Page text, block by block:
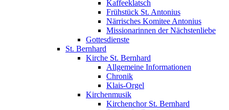
Kaffeeklatsch
Frühstück St. Antonius
Närrisches Komitee Antonius
Missionarinnen der Nächstenliebe
Gottesdienste
St. Bernhard
Kirche St. Bernhard
Allgemeine Informationen
Chronik
Klais-Orgel
Kirchenmusik
Kirchenchor St. Bernhard